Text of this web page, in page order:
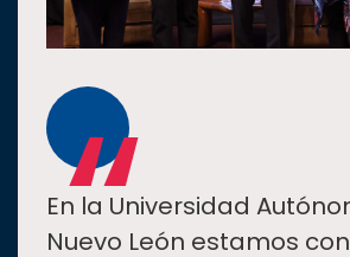
En la Universidad
Nuevo León estamos